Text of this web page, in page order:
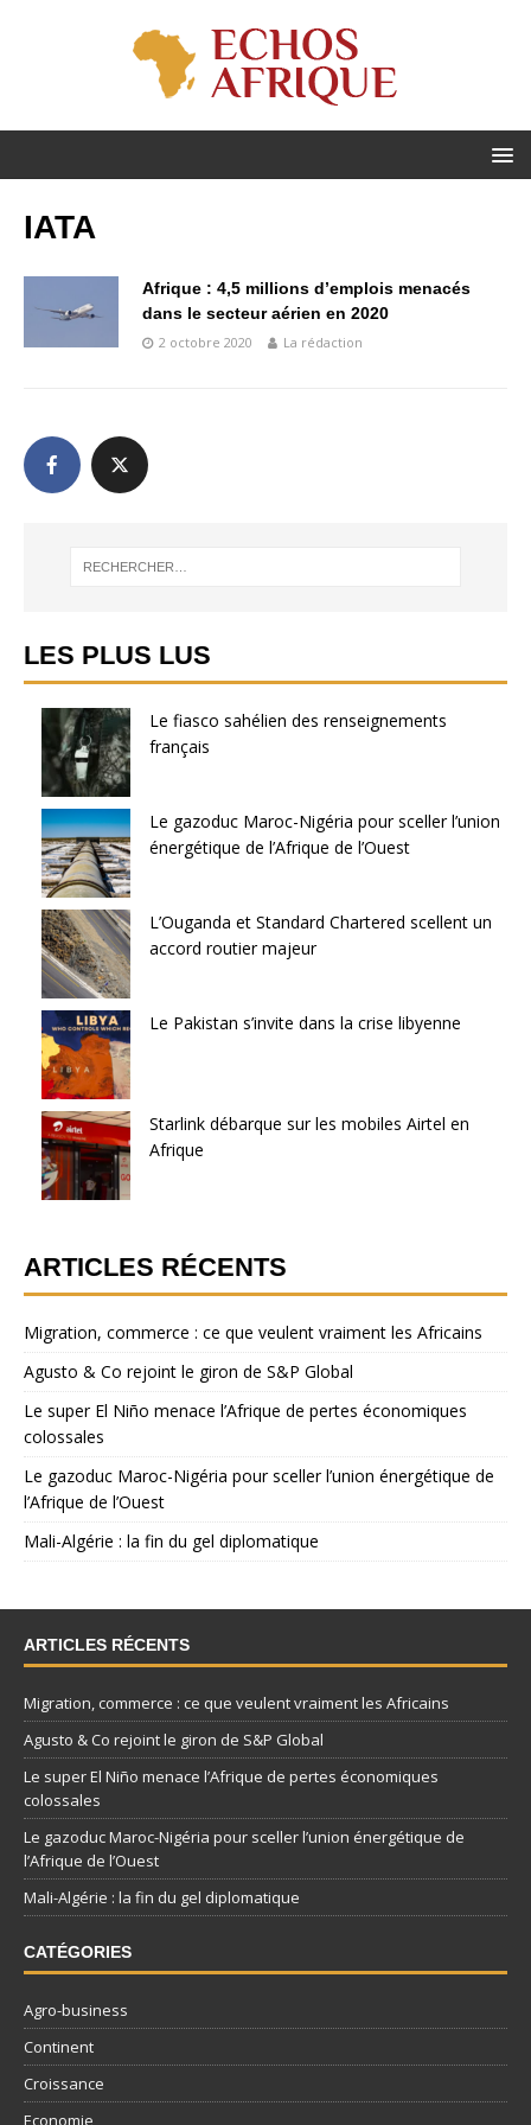
IATA
Afrique : 4,5 millions d’emplois menacés
dans le secteur aérien en 2020
2 octobre 2020 La rédaction
LES PLUS LUS
Le fiasco sahélien des renseignements
français
Le gazoduc Maroc-Nigéria pour sceller l’union
énergétique de l’Afrique de l’Ouest
L’Ouganda et Standard Chartered scellent un
accord routier majeur
Le Pakistan s’invite dans la crise libyenne
Starlink débarque sur les mobiles Airtel en
Afrique
ARTICLES RÉCENTS
Migration, commerce : ce que veulent vraiment les Africains
Agusto & Co rejoint le giron de S&P Global
Le super El Niño menace l’Afrique de pertes économiques
colossales
Le gazoduc Maroc-Nigéria pour sceller l’union énergétique de
l’Afrique de l’Ouest
Mali-Algérie : la fin du gel diplomatique
ARTICLES RÉCENTS
Migration, commerce : ce que veulent vraiment les Africains
Agusto & Co rejoint le giron de S&P Global
Le super El Niño menace l’Afrique de pertes économiques
colossales
Le gazoduc Maroc-Nigéria pour sceller l’union énergétique de
l’Afrique de l’Ouest
Mali-Algérie : la fin du gel diplomatique
CATÉGORIES
Agro-business
Continent
Croissance
Economie